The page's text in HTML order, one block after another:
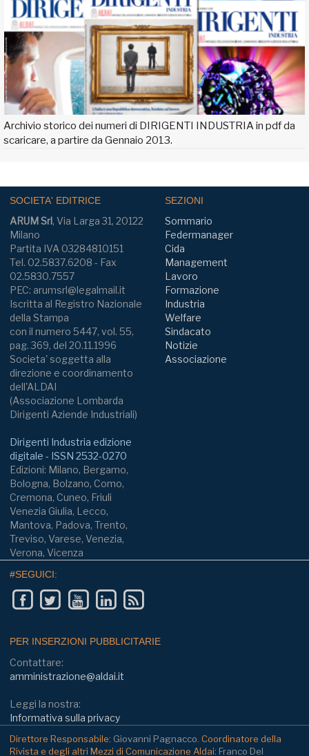
Archivio storico dei numeri di DIRIGENTI INDUSTRIA in pdf da
scaricare, a partire da Gennaio 2013.
SOCIETA' EDITRICE
ARUM Srl, Via Larga 31, 20122
Milano
Partita IVA 03284810151
Tel. 02.5837.6208 - Fax
02.5830.7557
PEC: arumsrl@legalmail.it
Iscritta al Registro Nazionale
della Stampa
con il numero 5447, vol. 55,
pag. 369, del 20.11.1996
Societa' soggetta alla
direzione e coordinamento
dell'ALDAI
(Associazione Lombarda
Dirigenti Aziende Industriali)
Dirigenti Industria edizione
digitale - ISSN 2532-0270
Edizioni: Milano, Bergamo,
Bologna, Bolzano, Como,
Cremona, Cuneo, Friuli
Venezia Giulia, Lecco,
Mantova, Padova, Trento,
Treviso, Varese, Venezia,
Verona, Vicenza
SEZIONI
Sommario
Federmanager
Cida
Management
Lavoro
Formazione
Industria
Welfare
Sindacato
Notizie
Associazione
#SEGUICI:
PER INSERZIONI PUBBLICITARIE
Contattare:
amministrazione@aldai.it
Leggi la nostra:
Informativa sulla privacy
Direttore Responsabile: Giovanni Pagnacco. Coordinatore della
Rivista e degli altri Mezzi di Comunicazione Aldai: Franco Del